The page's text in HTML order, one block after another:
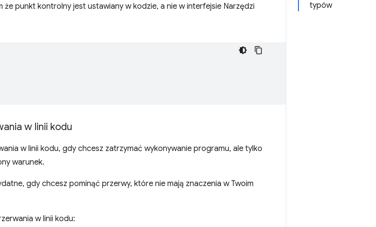
typów
że punkt kontrolny jest ustawiany w kodzie, a nie w interfejsie Narzędzi
w linii kodu
w linii kodu, gdy chcesz zatrzymać wykonywanie programu, ale tylko
warunek.
gdy chcesz pominąć przerwy, które nie mają znaczenia w Twoim
w linii kodu: